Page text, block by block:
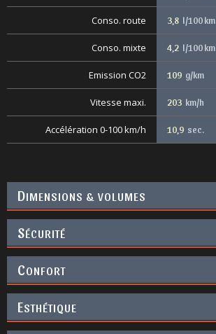
Conso. route 3,8 l/100 km
Conso. mixte 4,2 l/100 km
Emission CO2 109 g/km
Vitesse maxi. 203 km/h
Accélération 0-100 km/h 10,9 sec.
DIMENSIONS & VOLUMES
SÉCURITÉ
CONFORT
ESTHÉTIQUE